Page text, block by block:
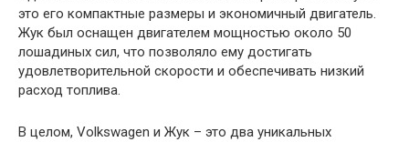
это его компактные размеры и экономичный двигатель.
Жук был оснащен двигателем мощностью около 50
лошадиных сил, что позволяло ему достигать
удовлетворительной скорости и обеспечивать низкий
расход топлива.
В целом, Volkswagen и Жук – это два уникальных